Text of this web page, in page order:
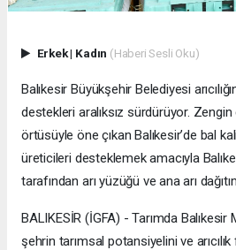
Erkek| Kadın (Haberi Sesli Oku)
Balıkesir Büyükşehir Belediyesi
destekleri aralıksız sürdürüyor.
örtüsüyle öne çıkan Balıkesir’de bal
üreticileri desteklemek amacıyla
tarafından arı yüzüğü ve ana arı
BALIKESİR (İGFA) - Tarımda
şehrin tarımsal potansiyelini ve